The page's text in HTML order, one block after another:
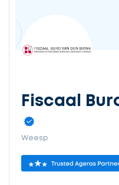
Fiscaal
Weesp